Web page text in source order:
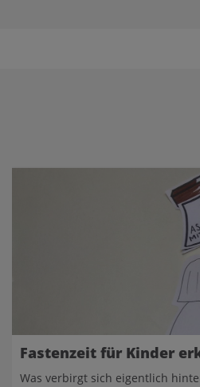
Fastenzeit für Kinder
Was verbirgt sich eigentlich